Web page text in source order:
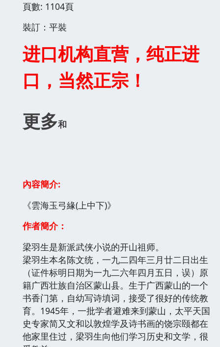
頁數: 1104頁
裝訂：平裝
进口机构直营，纯正进
口，当然正宗！
更多和
內容簡介:
《雲海玉弓緣(上中下)》
作者簡介：
梁羽生是新派武侠小说的开山祖师。
梁羽生本名陈文统，一九二四年三月廿二日出生
（证件标明日期为一九二六年四月五日，误）原
籍广西壮族自治区蒙山县。生于广西蒙山的一个
书香门第，自幼写诗填词，接受了很好的传统教
育。1945年，一批学者避难来到蒙山，太平天国
史专家简又文和以敦煌学及诗书画的饶宗颐都在
他家里住过，梁羽生向他们学习历史和文学，很